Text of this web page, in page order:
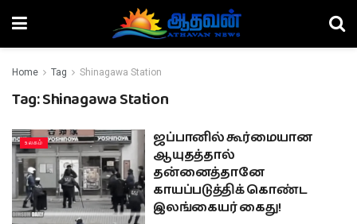
Home Tag Shinagawa Station
Tag:Shinagawa Station
உலகம்
ஜப்பானில் கூர்மையான
ஆயுதத்தால்
தன்னைத்தானே
காயப்படுத்திக் கொண்ட
இலங்கையர் கைது!